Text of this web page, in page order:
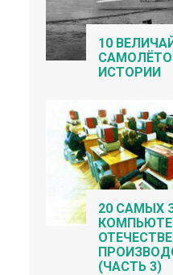
10
ИСТОРИИ
20 САМЫХ
(ЧАСТЬ 3)